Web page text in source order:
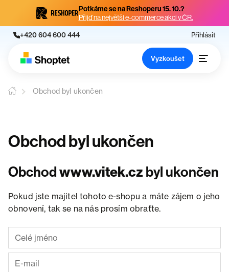
Potkáme se na Reshoperu 15. 10.?
Přijď na největší e-commerce akci v ČR.
+420 604 600 444 Přihlásit
Vyzkoušet
Obchod byl ukončen
Obchod byl ukončen
Obchodwww.vitek.cz byl ukončen
Pokud jste majitel tohoto e-shopu a máte zájem o jeho
obnovení, tak se na nás prosím obraťte.